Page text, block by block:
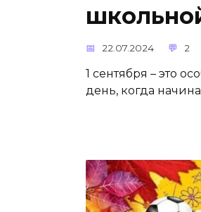
22.07.2024 2
1 сентября – это
день, когда